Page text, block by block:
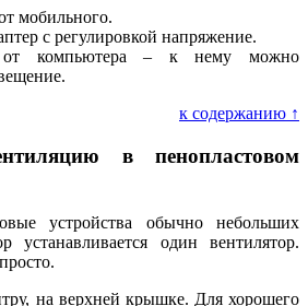
мобильного.
с регулировкой напряжение.
от компьютера – к нему можно
к содержанию ↑
в пенопластовом
устройства обычно небольших
устанавливается один вентилятор.
на верхней крышке. Для хорошего